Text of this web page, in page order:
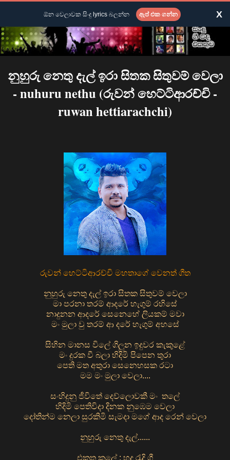
නුහුරු නෙතු දැල් ඉරා සිතක සිතුවම් වෙලා
- nuhuru nethu (රුවන් හෙට්ටිආරච්චි -
ruwan hettiarachchi)
රුවන් හෙට්ටිආරච්චි මහතාගේ වෙනත් ගීත
නුහුරු නෙතු දැල් ඉරා සිතක සිතුවම් වෙලා
මා පරනා තරම් ආදරේ හැගුම් රහිසේ
නාදුනන ආදරේ සෙනෙහේ ලියකම් මවා
මං මුලා වු තරම් ආ දරේ හැගුම් අහසේ
සිහින මානස විලේ ගිලුන ඉදුවර කැකුළේ
මං දුරක වී බලා හිදිමි පිපෙන තුරා
පෙති මත අතුරා සෙනෙහසක රටා
මම මං මුලා වෙලා....
සංහිදුනු ජීවිතේ දෙව්ලොවකී මං තලේ
හිදිමි පෙතිවිදා දිනක නුඹෙම වෙලා
දෝතින්ම නෙලා සුරකිමි සැමදා මගේ ආද රෙන් වෙලා
නුහුරු නෙතු දැල්......
එකතු කලේ : හද රැදි ගී
ඕන වෙලාවක සිංදු lyrics බලන්න ඇප් එක ගන්න X